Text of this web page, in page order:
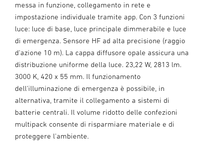
messa in funzione, collegamento in rete e
impostazione individuale tramite app. Con 3 funzioni
luce: luce di base, luce principale dimmerabile e luce
di emergenza. Sensore HF ad alta precisione (raggio
d'azione 10 m). La cappa diffusore opale assicura una
distribuzione uniforme della luce. 23,22 W, 2813 lm.
3000 K, 420 x 55 mm. Il funzionamento
dell'illuminazione di emergenza è possibile, in
alternativa, tramite il collegamento a sistemi di
batterie centrali. Il volume ridotto delle confezioni
multipack consente di risparmiare materiale e di
proteggere l'ambiente.